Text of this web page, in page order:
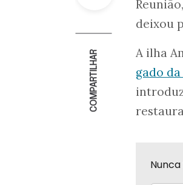
COMPARTILHAR
deixou
A ilha
gado